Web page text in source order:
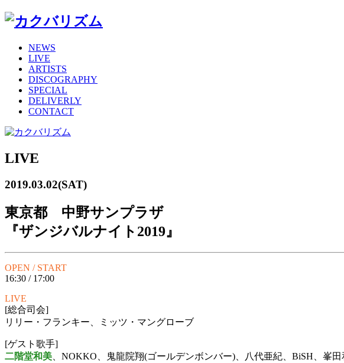
NEWS
LIVE
ARTISTS
DISCOGRAPHY
SPECIAL
DELIVERLY
CONTACT
LIVE
2019.03.02(SAT)
東京都 中野サンプラザ
『ザンジバルナイト2019』
OPEN / START
16:30 / 17:00
LIVE
[総合司会]
リリー・フランキー、ミッツ・マングローブ
[ゲスト歌手]
二階堂和美、NOKKO、鬼龍院翔(ゴールデンボンバー)、八代亜紀、BiSH、峯